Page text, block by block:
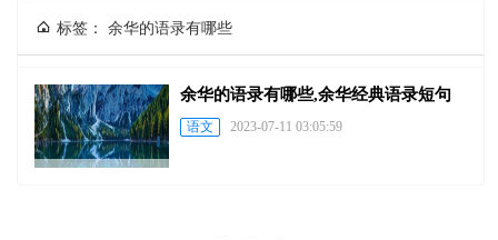
标签： 余华的语录有哪些
余华的语录有哪些,余华经典语录短句
语文 2023-07-11 03:05:59